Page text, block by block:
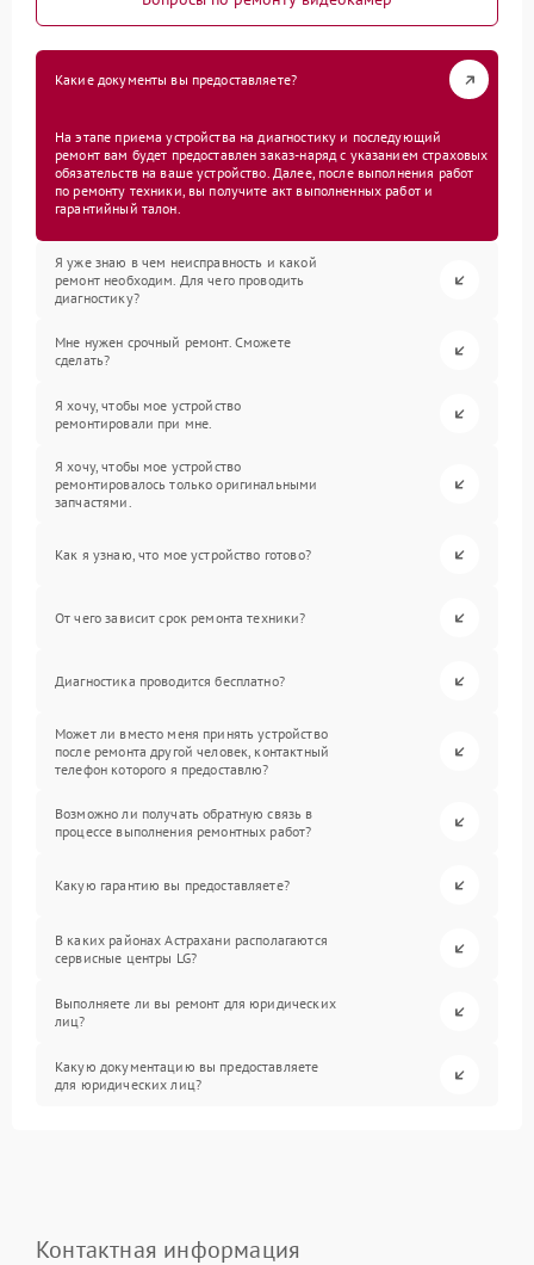
Какие документы вы предоставляете?
На этапе приема устройства на диагностику и последующий
ремонт вам будет предоставлен заказ-наряд с указанием страховых
обязательств на ваше устройство. Далее, после выполнения работ
по ремонту техники, вы получите акт выполненных работ и
гарантийный талон.
Я уже знаю в чем неисправность и какой
ремонт необходим. Для чего проводить
диагностику?
Мне нужен срочный ремонт. Сможете
сделать?
Я хочу, чтобы мое устройство
ремонтировали при мне.
Я хочу, чтобы мое устройство
ремонтировалось только оригинальными
запчастями.
Как я узнаю, что мое устройство готово?
От чего зависит срок ремонта техники?
Диагностика проводится бесплатно?
Может ли вместо меня принять устройство
после ремонта другой человек, контактный
телефон которого я предоставлю?
Возможно ли получать обратную связь в
процессе выполнения ремонтных работ?
Какую гарантию вы предоставляете?
В каких районах Астрахани располагаются
сервисные центры LG?
Выполняете ли вы ремонт для юридических
лиц?
Какую документацию вы предоставляете
для юридических лиц?
Контактная информация